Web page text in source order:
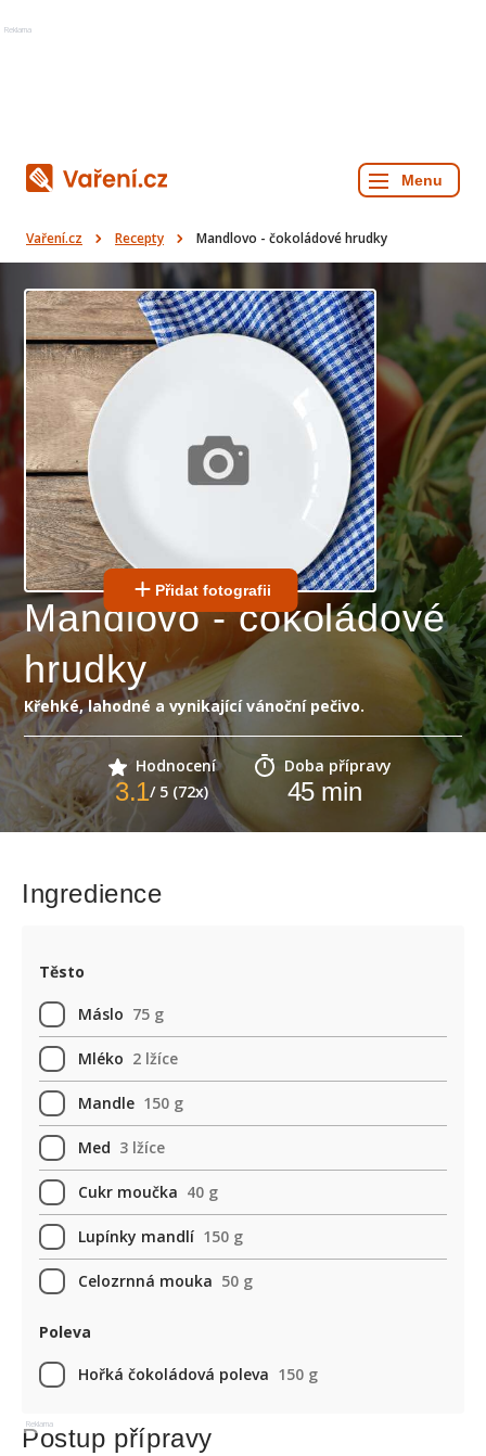
Reklama
Vaření.cz Recepty Mandlovo - čokoládové hrudky
Přidat fotografii
Mandlovo - čokoládové
hrudky
Křehké, lahodné a vynikající vánoční pečivo.
Hodnocení
3.1/ 5 (72x)
Doba přípravy
45min
Ingredience
Těsto
Máslo 75 g
Mléko 2 lžíce
Mandle 150 g
Med 3 lžíce
Cukr moučka 40 g
Lupínky mandlí 150 g
Celozrnná mouka 50 g
Poleva
Hořká čokoládová poleva 150 g
Reklama
Postup přípravy